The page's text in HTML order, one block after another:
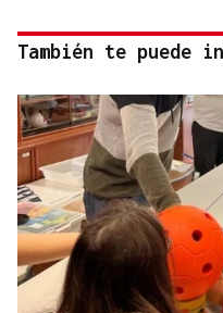
También te puede